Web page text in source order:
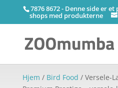
7876 8672 - Denne side er
shops med produkterne
Hjem / Bird Food / Versele-